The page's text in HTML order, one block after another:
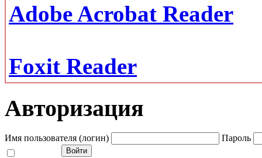
Adobe Acrobat Reader
Foxit Reader
Авторизация
Имя пользователя (логин) Пароль